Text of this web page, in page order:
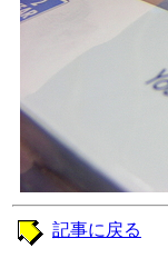
記事に戻る